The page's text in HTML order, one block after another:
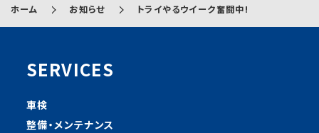
ホーム お知らせ トライやるウイーク奮闘中!
SERVICES
車検
整備・メンテナンス